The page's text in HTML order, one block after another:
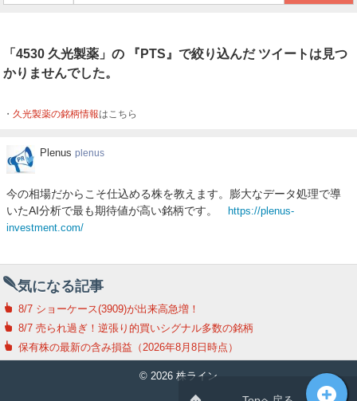
「4530 久光製薬」の 『PTS』で絞り込んだ ツイートは見つ
かりませんでした。
久光製薬の銘柄情報はこちら
Plenus
Plenus plenus
今の相場だからこそ仕込める株を教えます。膨大なデータ処理で導
いたAI分析で最も期待値が高い銘柄です。
https://plenus-
investment.com/
気になる記事
8/7 ショーケース(3909)が出来高急増！
8/7 売られ過ぎ！逆張り的買いシグナル多数の銘柄
保有株の最新の含み損益（2026年8月8日時点）
© 2026 株ライン